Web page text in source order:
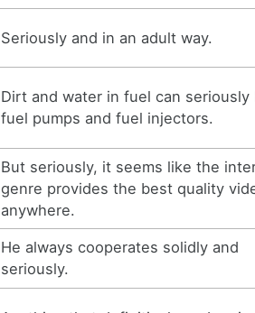
Seriously and in an adult way.
Dirt and water in fuel can seriously
fuel pumps and fuel injectors.
But seriously, it seems like the
genre provides the best quality
anywhere.
He always cooperates solidly and
seriously.